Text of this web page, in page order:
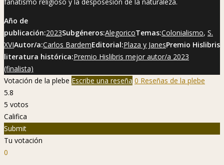
Año de
publicación:2023Subgéneros:AlegoricoTemas:Colonialismo, S.
XVIAutor/a:Carlos BardemEditorial:Plaza y JanesPremio Hislibris
literatura histórica:Premio Hislibris mejor autor/a 2023
(finalista)
Votación de la plebe Escribe una reseña 0 Reseñas de la plebe
5.8
5 votos
Califica
Submit
Tu votación
0